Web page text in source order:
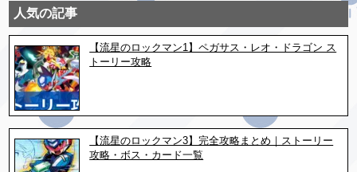
人気の記事
【流星のロックマン1】ペガサス・レオ・ドラゴン ス
トーリー攻略
【流星のロックマン3】完全攻略まとめ｜ストーリー
攻略・ボス・カード一覧